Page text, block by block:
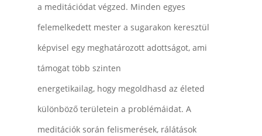
a meditációdat végzed. Minden egyes
felemelkedett mester a sugarakon keresztül
képvisel egy meghatározott adottságot, ami
támogat több szinten
energetikailag, hogy megoldhasd az életed
különböző területein a problémáidat. A
meditációk során felismerések, rálátások